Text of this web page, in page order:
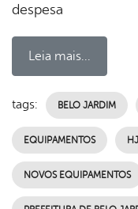
despesa
Leia mais...
tags: BELO JARDIM
EQUIPAMENTOS
NOVOS EQUIPAMENTOS